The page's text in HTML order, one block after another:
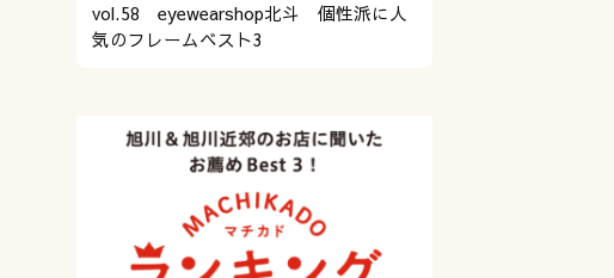
vol.58 eyewearshop北斗 個性派に人
気のフレームベスト3